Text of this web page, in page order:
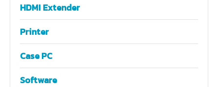
HDMI Extender
Printer
Case PC
Software